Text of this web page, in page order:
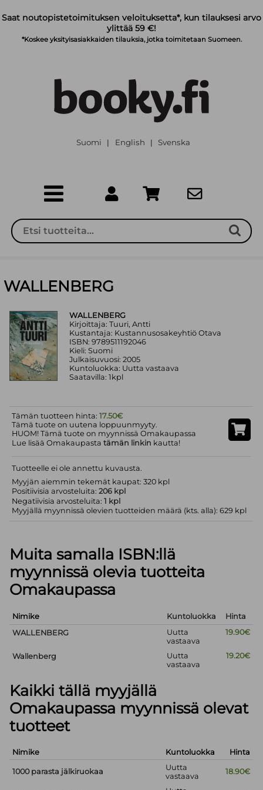
Saat noutopistetoimituksen veloituksetta*, kun tilauksesi arvo
ylittää 59 €!
*Koskee yksityisasiakkaiden tilauksia, jotka toimitetaan Suomeen.
Suomi | English | Svenska
WALLENBERG
WALLENBERG
Kirjoittaja: Tuuri, Antti
Kustantaja: Kustannusosakeyhtiö Otava
ISBN: 9789511192046
Kieli: Suomi
Julkaisuvuosi: 2005
Kuntoluokka: Uutta vastaava
Saatavilla: 1kpl
Tämän tuotteen hinta:17.50€
Tämä tuote on uutena loppuunmyyty.
HUOM! Tämä tuote on myynnissä Omakaupassa
Lue lisää Omakaupastatämän linkin kautta!
Tuotteelle ei ole annettu kuvausta.
Myyjän aiemmin tekemät kaupat: 320 kpl
Positiivisia arvosteluita:206 kpl
Negatiivisia arvosteluita:1 kpl
Myyjällä myynnissä olevien tuotteiden määrä (kts. alla): 629 kpl
Muita samalla ISBN:llä
myynnissä olevia tuotteita
Omakaupassa
Nimike Kuntoluokka
Hinta
WALLENBERG
Uutta
vastaava
19.90€
Wallenberg
Uutta
vastaava
19.20€
Kaikki tällä myyjällä
Omakaupassa myynnissä olevat
tuotteet
Nimike Kuntoluokka Hinta
1000 parasta jälkiruokaa
Uutta
vastaava
18.90€